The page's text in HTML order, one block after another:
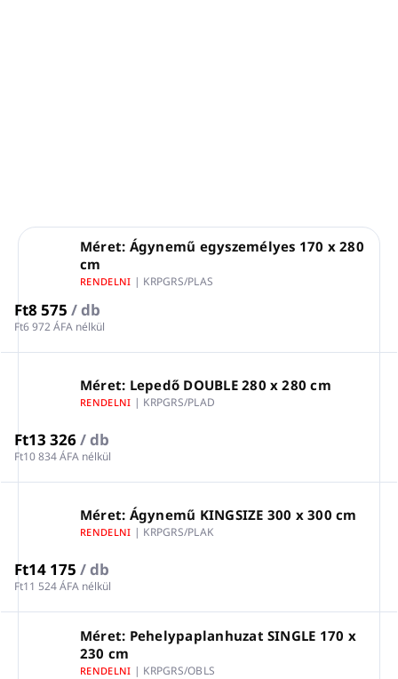
Méret: Ágynemű egyszemélyes 170 x 280
cm
RENDELNI | KRPGRS/PLAS
Ft8 575 / db
Ft6 972 ÁFA nélkül
Méret: Lepedő DOUBLE 280 x 280 cm
RENDELNI | KRPGRS/PLAD
Ft13 326/ db
Ft10 834 ÁFA nélkül
Méret: Ágynemű KINGSIZE 300 x 300 cm
RENDELNI | KRPGRS/PLAK
Ft14 175 / db
Ft11 524 ÁFA nélkül
Méret: Pehelypaplanhuzat SINGLE 170 x
230 cm
RENDELNI | KRPGRS/OBLS